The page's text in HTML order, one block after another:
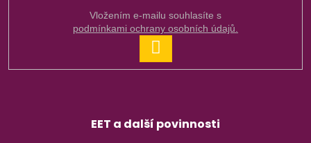
podmínkami ochrany osobních údajů.
SE
EET a další povinnosti